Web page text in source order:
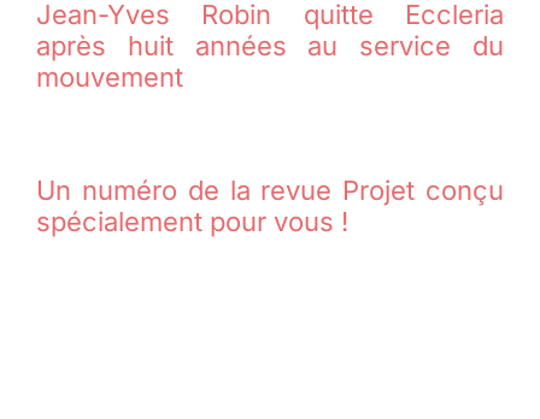
Jean-Yves Robin quitte Eccleria
après huit années au service du
mouvement
Un numéro de la revue Projet conçu
spécialement pour vous !